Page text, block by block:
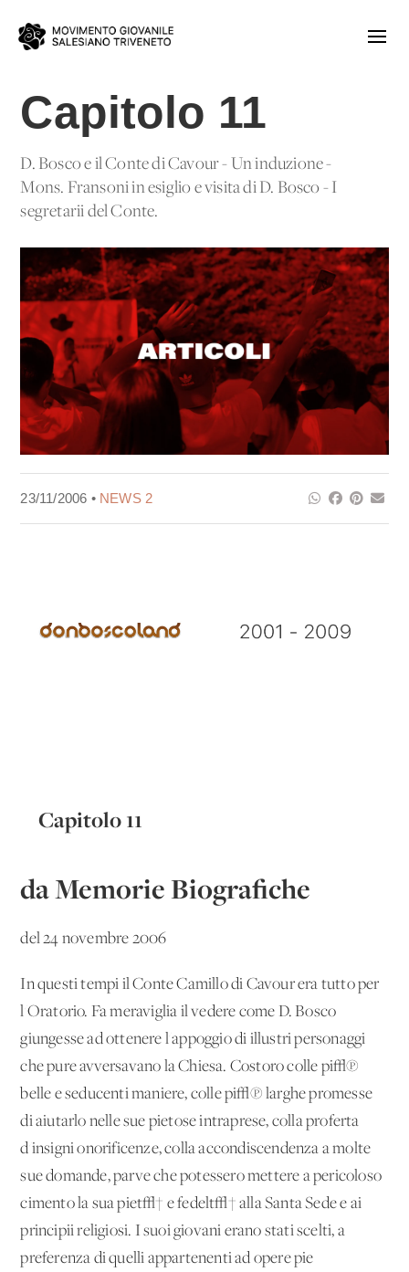
Capitolo 11
D. Bosco e il Conte di Cavour - Un'induzione -
Mons. Fransoni in esiglio e visita di D. Bosco - I
segretarii del Conte.
23/11/2006 • NEWS 2
Capitolo 11
da Memorie Biografiche
del 24 novembre 2006
In questi tempi il Conte Camillo di Cavour era tutto per
l'Oratorio. Fa meraviglia il vedere come D. Bosco
giungesse ad ottenere l'appoggio di illustri personaggi
che pure avversavano la Chiesa. Costoro colle pi√π
belle e seducenti maniere, colle pi√π larghe promesse
di aiutarlo nelle sue pietose intraprese, colla proferta
d'insigni onorificenze, colla accondiscendenza a molte
sue domande, parve che potessero mettere a pericoloso
cimento la sua piet√† e fedelt√† alla Santa Sede e ai
principii religiosi. I suoi giovani erano stati scelti, a
preferenza di quelli appartenenti ad opere pie